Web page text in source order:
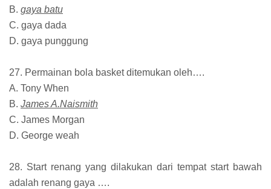
B. gaya batu
C. gaya dada
D. gaya punggung
27. Permainan bola basket ditemukan oleh….
A. Tony When
B. James A.Naismith
C. James Morgan
D. George weah
28. Start renang yang dilakukan dari tempat start bawah
adalah renang gaya ….